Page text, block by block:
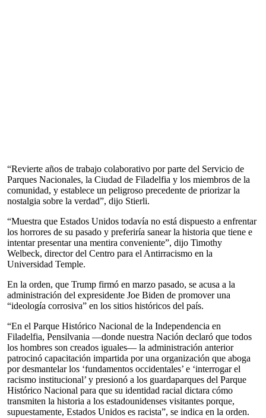
“Revierte años de trabajo colaborativo por parte del Servicio de
Parques Nacionales, la Ciudad de Filadelfia y los miembros de la
comunidad, y establece un peligroso precedente de priorizar la
nostalgia sobre la verdad”, dijo Stierli.
“Muestra que Estados Unidos todavía no está dispuesto a enfrentar
los horrores de su pasado y preferiría sanear la historia que tiene e
intentar presentar una mentira conveniente”, dijo Timothy
Welbeck, director del Centro para el Antirracismo en la
Universidad Temple.
En la orden, que Trump firmó en marzo pasado, se acusa a la
administración del expresidente Joe Biden de promover una
“ideología corrosiva” en los sitios históricos del país.
“En el Parque Histórico Nacional de la Independencia en
Filadelfia, Pensilvania —donde nuestra Nación declaró que todos
los hombres son creados iguales— la administración anterior
patrocinó capacitación impartida por una organización que aboga
por desmantelar los ‘fundamentos occidentales’ e ‘interrogar el
racismo institucional’ y presionó a los guardaparques del Parque
Histórico Nacional para que su identidad racial dictara cómo
transmiten la historia a los estadounidenses visitantes porque,
supuestamente, Estados Unidos es racista”, se indica en la orden.